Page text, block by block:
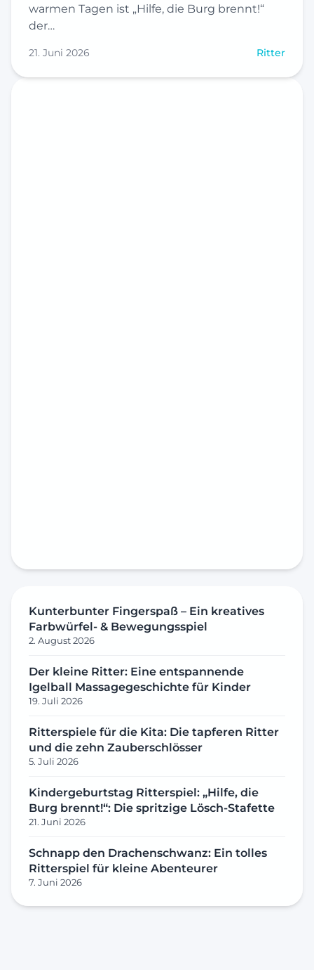
warmen Tagen ist „Hilfe, die Burg brennt!“
der…
21. Juni 2026 Ritter
Kunterbunter Fingerspaß – Ein kreatives
Farbwürfel- & Bewegungsspiel
2. August 2026
Der kleine Ritter: Eine entspannende
Igelball Massagegeschichte für Kinder
19. Juli 2026
Ritterspiele für die Kita: Die tapferen Ritter
und die zehn Zauberschlösser
5. Juli 2026
Kindergeburtstag Ritterspiel: „Hilfe, die
Burg brennt!“: Die spritzige Lösch-Stafette
21. Juni 2026
Schnapp den Drachenschwanz: Ein tolles
Ritterspiel für kleine Abenteurer
7. Juni 2026